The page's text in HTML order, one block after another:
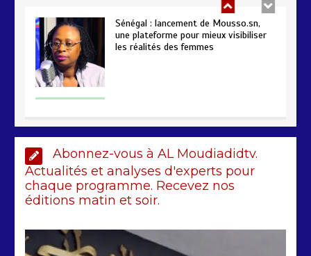
Sénégal : lancement de Mousso.sn,
une plateforme pour mieux visibiliser
les réalités des femmes
saisie de 28 kg de haschich estimés à
190 millions FCFA
2 min 228
Abonnez-vous à AL Moudiadidtv.
Actualités et analyses d'experts pour
chaque programme. Recevez nos
éditions matin et soir.